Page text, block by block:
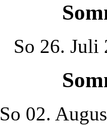
So 26. Juli
So 02.